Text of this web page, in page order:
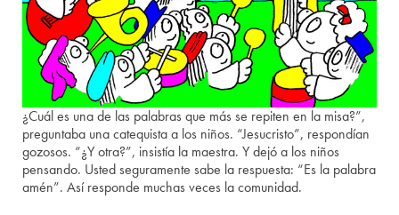
¿Cuál es una de las palabras que más se repiten en la misa?”,
preguntaba una catequista a los niños. “Jesucristo”, respondían
gozosos. “¿Y otra?”, insistía la maestra. Y dejó a los niños
pensando. Usted seguramente sabe la respuesta: “Es la palabra
amén”. Así responde muchas veces la comunidad.